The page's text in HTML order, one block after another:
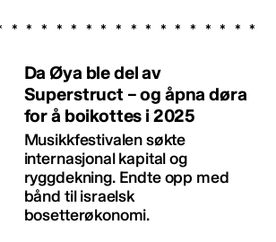
Da Øya ble del av
Superstruct – og åpna døra
for å boikottes i 2025
Musikkfestivalen søkte
internasjonal kapital og
ryggdekning. Endte opp med
bånd til israelsk
bosetterøkonomi.